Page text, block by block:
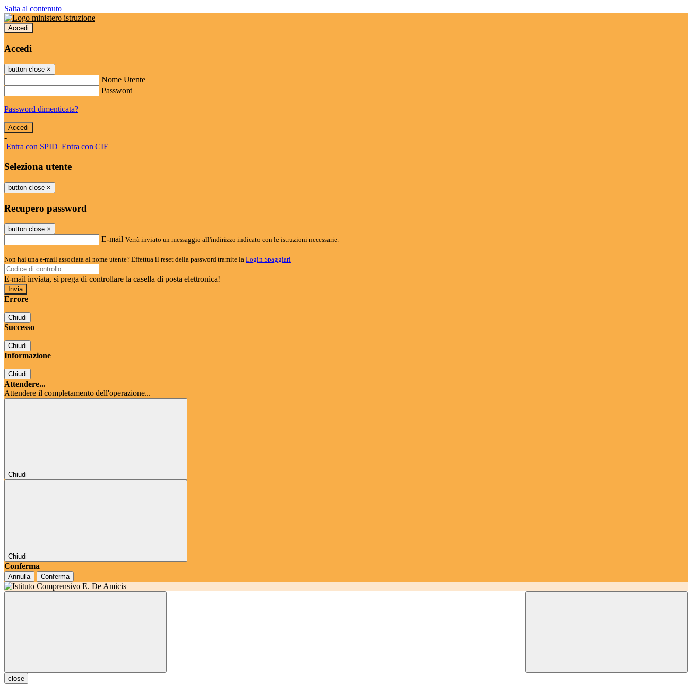
Salta al contenuto
Accedi
Accedi
button close ×
Nome Utente
Password
Password dimenticata?
-
Entra con SPID Entra con CIE
Seleziona utente
button close ×
Recupero password
button close ×
E-mail Verrà inviato un messaggio all'indirizzo indicato con le istruzioni necessarie.
Non hai una e-mail associata al nome utente? Effettua il reset della password tramite la Login Spaggiari
E-mail inviata, si prega di controllare la casella di posta elettronica!
Errore
Chiudi
Successo
Chiudi
Informazione
Chiudi
Attendere...
Attendere il completamento dell'operazione...
Chiudi
Chiudi
Conferma
Annulla Conferma
close